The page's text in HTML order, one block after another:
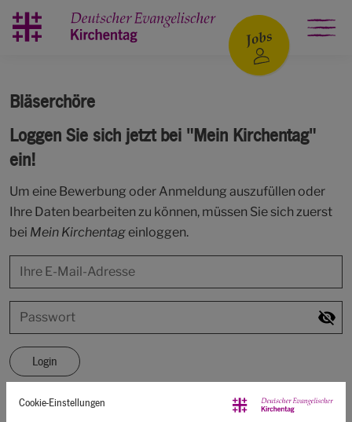
Bläserchöre
Loggen Sie sich jetzt bei "Mein Kirchentag"
ein!
Um eine Bewerbung oder Anmeldung auszufüllen oder
Ihre Daten bearbeiten zu können, müssen Sie sich zuerst
bei Mein Kirchentag einloggen.
visibility_off
Login
Cookie-Einstellungen